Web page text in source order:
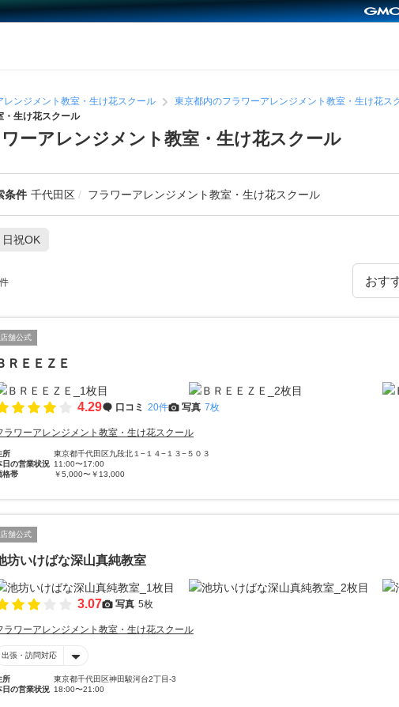
レンジメント教室・生け花スクール
東京都内のフラワーアレンジメント教室・生け花ス
・生け花スクール
ーアレンジメント教室・生け花スクール
条件 千代田区 フラワーアレンジメント教室・生け花スクール
日祝OK
件
店舗公式
ＲＥＥＺＥ
4.29 口コミ 20件 写真 7枚
ラワーアレンジメント教室・生け花スクール
所
東京都千代田区九段北１−１４−１３−５０３
日の営業状況 11:00〜17:00
格帯
￥5,000〜￥13,000
店舗公式
坊いけばな深山真純教室
3.07 写真 5枚
ラワーアレンジメント教室・生け花スクール
出張・訪問対応
所
東京都千代田区神田駿河台2丁目-3
日の営業状況 18:00〜21:00
クール